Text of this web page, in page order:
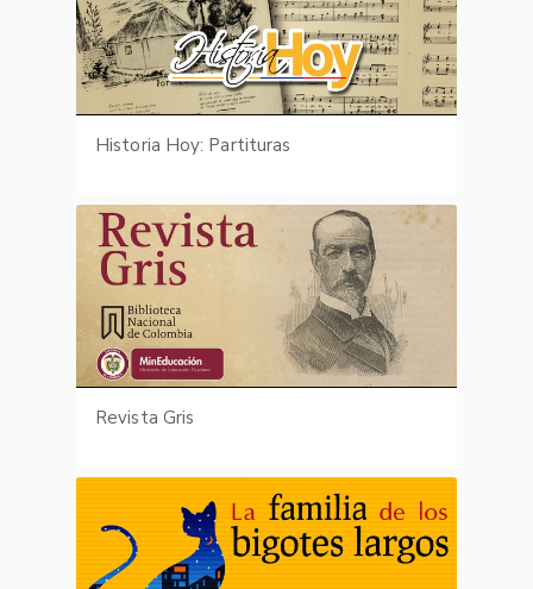
Historia Hoy: Partituras
Revista Gris